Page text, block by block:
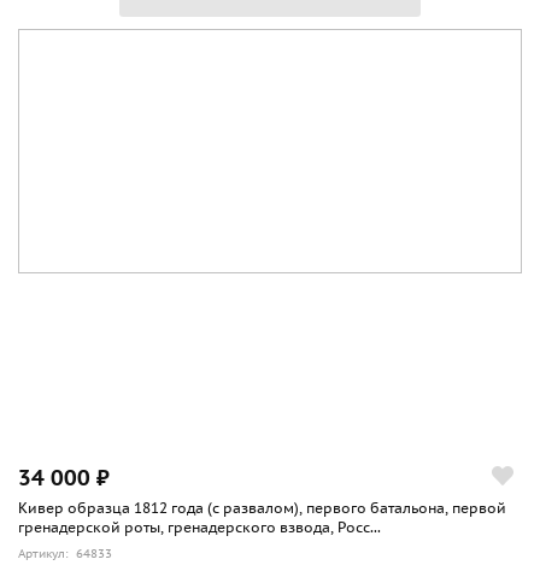
34 000 ₽
Кивер образца 1812 года (с развалом), первого батальона, первой
гренадерской роты, гренадерского взвода, Росс...
Артикул: 64833